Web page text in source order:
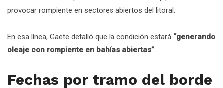
provocar rompiente en sectores abiertos del litoral.
En esa línea, Gaete detalló que la condición estará “generando
oleaje con rompiente en bahías abiertas”.
Fechas por tramo del borde